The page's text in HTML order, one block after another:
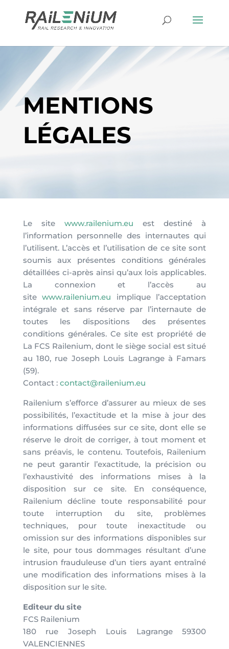
MENTIONS
LÉGALES
Le site www.railenium.eu est destiné à
l’information personnelle des internautes qui
l’utilisent. L’accès et l’utilisation de ce site sont
soumis aux présentes conditions générales
détaillées ci-après ainsi qu’aux lois applicables.
La connexion et l’accès au
sitewww.railenium.eu implique l’acceptation
intégrale et sans réserve par l’internaute de
toutes les dispositions des présentes
conditions générales. Ce site est propriété de
La FCS Railenium, dont le siège social est situé
au 180, rue Joseph Louis Lagrange à Famars
(59).
Contact : contact@railenium.eu
Railenium s’efforce d’assurer au mieux de ses
possibilités, l’exactitude et la mise à jour des
informations diffusées sur ce site, dont elle se
réserve le droit de corriger, à tout moment et
sans préavis, le contenu. Toutefois, Railenium
ne peut garantir l’exactitude, la précision ou
l’exhaustivité des informations mises à la
disposition sur ce site. En conséquence,
Railenium décline toute responsabilité pour
toute interruption du site, problèmes
techniques, pour toute inexactitude ou
omission sur des informations disponibles sur
le site, pour tous dommages résultant d’une
intrusion frauduleuse d’un tiers ayant entraîné
une modification des informations mises à la
disposition sur le site.
Editeur du site
FCS Railenium
180 rue Joseph Louis Lagrange 59300
VALENCIENNES